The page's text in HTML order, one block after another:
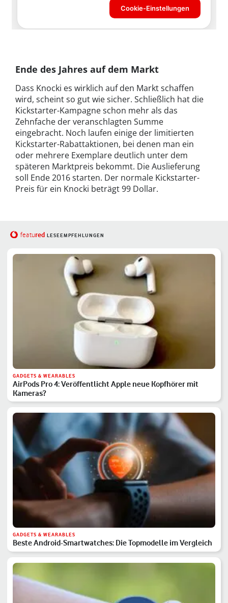
Ende des Jahres auf dem Markt
Dass Knocki es wirklich auf den Markt schaffen
wird, scheint so gut wie sicher. Schließlich hat die
Kickstarter-Kampagne schon mehr als das
Zehnfache der veranschlagten Summe
eingebracht. Noch laufen einige der limitierten
Kickstarter-Rabattaktionen, bei denen man ein
oder mehrere Exemplare deutlich unter dem
späteren Marktpreis bekommt. Die Auslieferung
soll Ende 2016 starten. Der normale Kickstarter-
Preis für ein Knocki beträgt 99 Dollar.
featured LESEEMPFEHLUNGEN
GADGETS & WEARABLES
AirPods Pro 4: Veröffentlicht Apple neue Kopfhörer mit
Kameras?
GADGETS & WEARABLES
Beste Android-Smartwatches: Die Topmodelle im Vergleich